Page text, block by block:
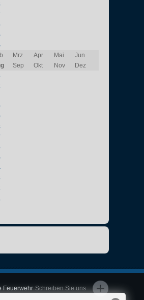
Mrz Apr Mai
Jun
Sep Okt Nov
Dez
Schreiben Sie uns
Feuerwehr